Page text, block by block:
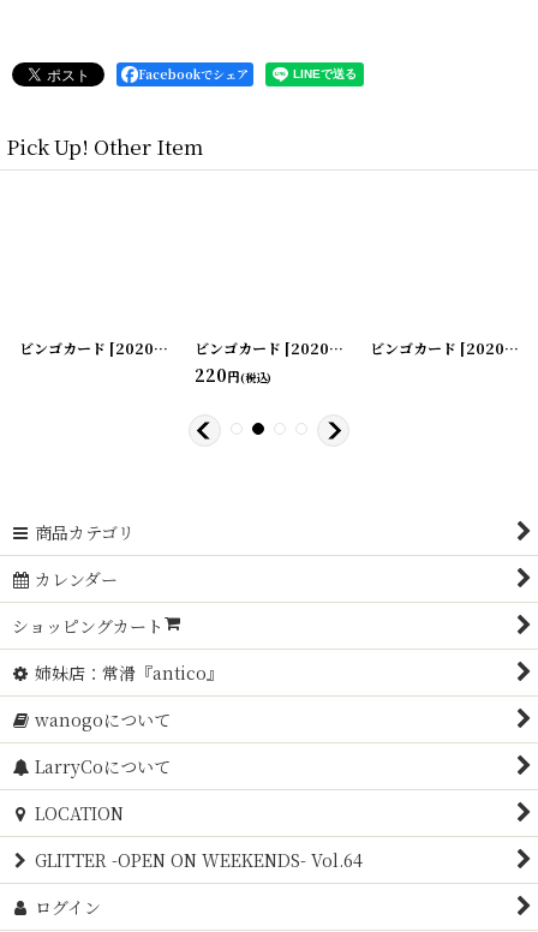
Facebookでシェア
Pick Up! Other Item
]
ビンゴカード [20200505-16 ]
ビンゴカード [20200505-17 ]
220円(税込)
ビンゴカード [20200505-18
商品カテゴリ
カレンダー
ショッピングカート
姉妹店：常滑『antico』
wanogoについて
LarryCoについて
LOCATION
GLITTER -OPEN ON WEEKENDS- Vol.64
ログイン